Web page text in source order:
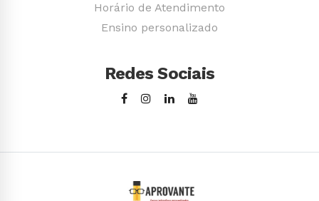
Horário de Atendimento
Ensino personalizado
Redes Sociais